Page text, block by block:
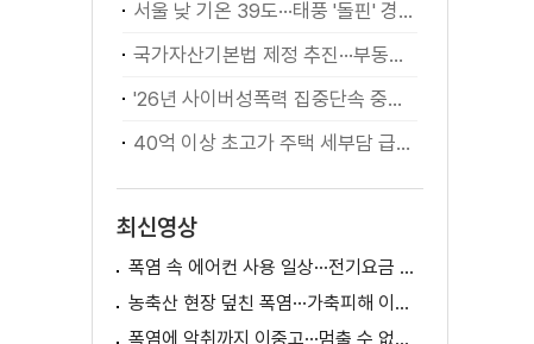
서울 낮 기온 39도···태풍 '돌핀' 경로 변수
국가자산기본법 제정 추진···부동산·주식 등 통합 관리
'26년 사이버성폭력 집중단속 중간성과 발표···향후 추진계획은?
40억 이상 초고가 주택 세부담 급증···실수요자 보호 강화
최신영상
폭염 속 에어컨 사용 일상···전기요금 줄이려면?
농축산 현장 덮친 폭염···가축피해 이틀 새 28만 마리↑
폭염에 악취까지 이중고···멈출 수 없는 필수노동